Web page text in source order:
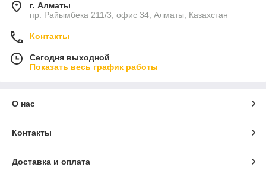
г. Алматы
пр. Райымбека 211/3, офис 34, Алматы, Казахстан
Контакты
Сегодня выходной
Показать весь график работы
О нас
Контакты
Доставка и оплата